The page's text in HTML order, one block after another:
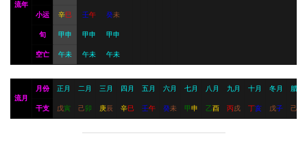
流年
小运 辛巳 壬午 癸未
旬 甲申 甲申 甲申
空亡 午未 午未 午未
流月
月份 正月 二月 三月 四月 五月 六月 七月 八月 九月 十月 冬月 腊月
干支 戊寅 己卯 庚辰 辛巳 壬午 癸未 甲申 乙酉 丙戌 丁亥 戊子 己